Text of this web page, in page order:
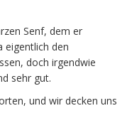
Senf, dem er
eigentlich den
doch irgendwie
sehr gut.
und wir decken uns